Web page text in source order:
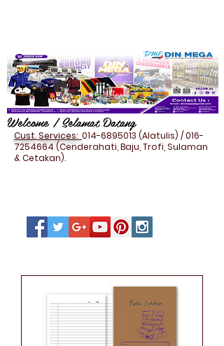
Welcome / Selamat Datang
Cust. Services: 014-6895013 (Alatulis) /016-
7254664(Cenderahati, Baju, Trofi, Sulaman
& Cetakan).